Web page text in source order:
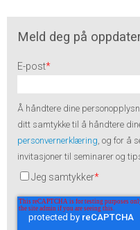
Meld deg på
E-post*
Å håndtere dine
ditt samtykke til å håndtere
personvernerklæring , og for å
invitasjoner til seminarer og
Jeg samtykker*